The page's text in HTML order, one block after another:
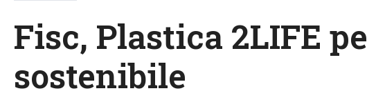
Fisc, Plastica 2LIFE
sostenibile